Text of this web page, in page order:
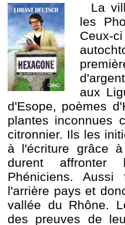
La
les
aux
d'Esope, poèmes
plantes inconnues
citronnier. Ils les
à l'écriture grâce
durent affronter
Phéniciens.
l'arrière pays et
vallée du Rhône.
des preuves de